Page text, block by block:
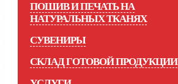
ПОШИВ И ПЕЧАТЬ НА
НАТУРАЛЬНЫХ ТКАНЯХ
СУВЕНИРЫ
СКЛАД ГОТОВОЙ ПРОДУКЦИИ